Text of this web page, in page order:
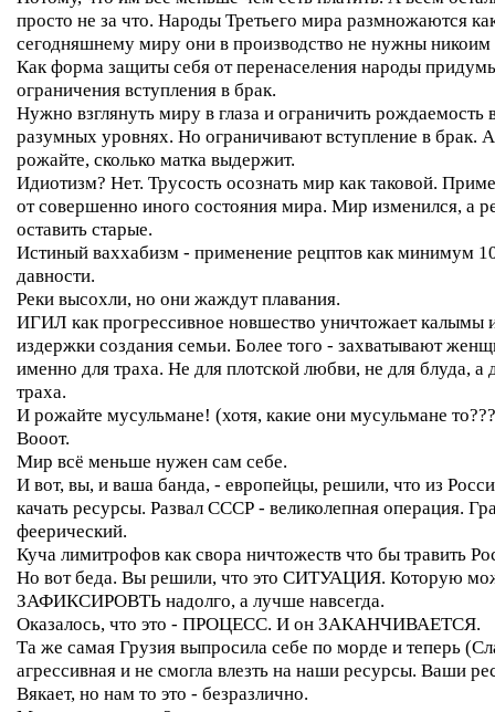
просто не за что. Народы Третьего мира размножаются
сегодняшнему миру они в производство не нужны
Как форма защиты себя от перенаселения народы
ограничения вступления в брак.
Нужно взглянуть миру в глаза и ограничить рождаемость
разумных уровнях. Но ограничивают вступление в брак.
рожайте, сколько матка выдержит.
Идиотизм? Нет. Трусость осознать мир как таковой.
от совершенно иного состояния мира. Мир изменился, а
оставить старые.
Истиный ваххабизм - применение рецптов как минимум
давности.
Реки высохли, но они жаждут плавания.
ИГИЛ как прогрессивное новшество уничтожает калымы
издержки создания семьи. Более того - захватывают
именно для траха. Не для плотской любви, не для блуда, а
траха.
И рожайте мусульмане! (хотя, какие они мусульмане
Вооот.
Мир всё меньше нужен сам себе.
И вот, вы, и ваша банда, - европейцы, решили, что из
качать ресурсы. Развал СССР - великолепная операция.
феерический.
Куча лимитрофов как свора ничтожеств что бы травить
Но вот беда. Вы решили, что это СИТУАЦИЯ. Которую
ЗАФИКСИРОВТЬ надолго, а лучше навсегда.
Оказалось, что это - ПРОЦЕСС. И он ЗАКАНЧИВАЕТСЯ.
Та же самая Грузия выпросила себе по морде и теперь
агрессивная и не смогла влезть на наши ресурсы. Ваши
Вякает, но нам то это - безразлично.